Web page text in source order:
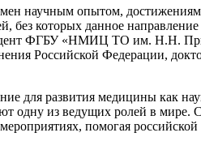
научным опытом,
без которых данное
ФГБУ «НМИЦ ТО им. Н.Н.
Российской Федерации,
для развития медицины как
одну из ведущих ролей в
помогая